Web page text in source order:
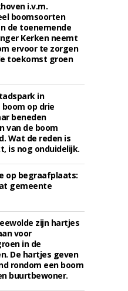
i.v.m.
boomsoorten
de toenemende
Kerken neemt
ervoor te zorgen
toekomst groen
in
op drie
beneden
van de boom
Wat de reden is
is nog onduidelijk.
op begraafplaats:
gemeente
zijn hartjes
voor
in de
De hartjes geven
rondom een boom
buurtbewoner.